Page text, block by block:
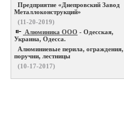
Предприятие «Днепровский Завод
Металлоконструкций»
(11-20-2019)
Алюминика ООО - Одесская,
Украина, Одесса.
Алюминиевые перила, ограждения,
поручни, лестницы
(10-17-2017)